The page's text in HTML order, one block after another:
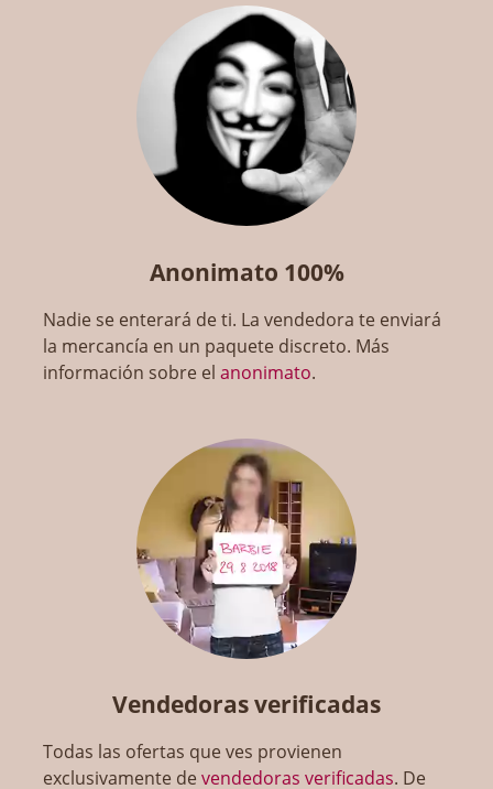
Anonimato 100%
Nadie se enterará de ti. La vendedora te enviará
la mercancía en un paquete discreto. Más
información sobre elanonimato.
Vendedoras verificadas
Todas las ofertas que ves provienen
exclusivamente devendedoras verificadas. De